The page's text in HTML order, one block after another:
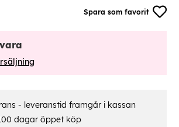
Spara som favorit
- leveranstid framgår i kassan
dagar öppet köp